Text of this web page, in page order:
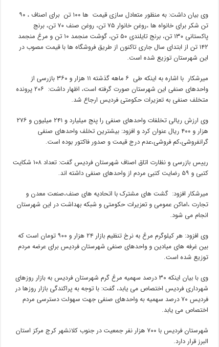
وی بیان داشت: به منظور متعادل سازی قیمت ها ۱۰۰ تن برای اصناف ، ۹۰
تن شکر برای خانواه ها ،روغن خانوار ۷۵ تن، روغن صنف ۷۰ تن، برنج
پاکستانی ۱۳۰ تن، برنج تایلندی ۵۰ تن، گوشت منجمد ۱۰ تن و مرغ منجمد
۱۴۲ تن از ابتدای سال جاری تاکنون از طریق فروشگاه ها با قیمت مصوب در
این شهرستان توزیع شده است.
میرشکار با اشاره به اینکه طی ۶ ماهه گذشته ۱۱ هزار و ۳۶۰ بازرسی از
واحدهای صنفی این شهرستان صورت گرفته است، اظهار داشت: ۲۰۶ پرونده
متخلف صنفی به تعزیرات حکومتی فردیس ارجاع شد.
وی ارزش ریالی تخلفات واحدهای صنفی را پنج میلیارد و ۲۴۱ میلیون و ۲۷۶
هزار و ۴۰۰ ریال عنوان کرد و افزود: بیشترین تخلف واحدهای صنفی
گرانفروشی،کم فروشی،عدم درج قیمت و صدور فاکتور بوده است.
رییس بازرسی و نظارت اتاق اصناف شهرستان فردیس گفت: تعداد ۱۰۸ شکایت
کتبی و ۵۹ رضایت کتبی مردم از واحدهای صنفی داشته اند.
میرشکار افزود: گشت های مشترک با اتحادیه های صنف،صنعت معدن و
تجارت ،اماکن عمومی و تعزیرات حکومتی و شبکه بهداشت در این شهرستان
انجام می شود.
وی افزود: هر کیلوگرم مرغ به نرخ تنظیم بازار ۲۴ هزار و ۹۰۰ تومان است که
بین غرفه های میادین و واحدهای صنفی شهرستان فردیس برای عرضه مردم
توزیع شده است.
وی با بیان اینکه ۳۰ درصد سهمیه مرغ گرم شهرستان فردیس به بازار روزهای
شهرداری فردیس اختصاص می یابد، گفت: با توجه به پراکندگی بازار روزها در
فردیس ۷۰ درصد سهمیه به واحدهای صنفی جهت سهولت دسترسی مردم
اختصاص می یابد.
شهرستان فردیس با ۷۰۰ هزار نفر جمعیت در جنوب کلانشهر کرج مرکز استان
البرز قرار دارد.